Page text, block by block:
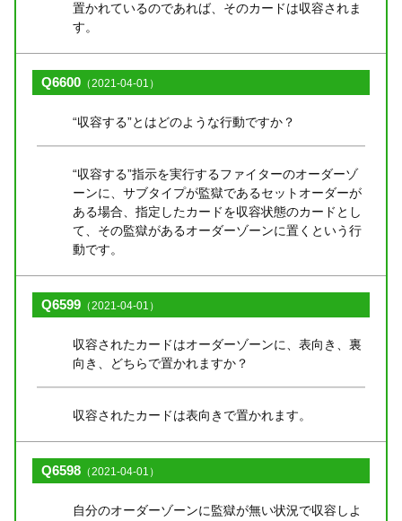
置かれているのであれば、そのカードは収容されま
す。
Q6600 （2021-04-01）
“収容する”とはどのような行動ですか？
“収容する”指示を実行するファイターのオーダーゾ
ーンに、サブタイプが監獄であるセットオーダーが
ある場合、指定したカードを収容状態のカードとし
て、その監獄があるオーダーゾーンに置くという行
動です。
Q6599 （2021-04-01）
収容されたカードはオーダーゾーンに、表向き、裏
向き、どちらで置かれますか？
収容されたカードは表向きで置かれます。
Q6598 （2021-04-01）
自分のオーダーゾーンに監獄が無い状況で収容しよ